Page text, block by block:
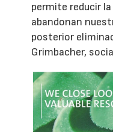
permite reducir
abandonan
posterior
Grimbacher,